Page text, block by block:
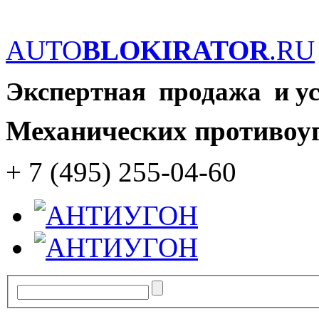
AUTOBLOKIRATOR.RU
Экспертная продажа и
Механических
+ 7 (495) 255-04-60